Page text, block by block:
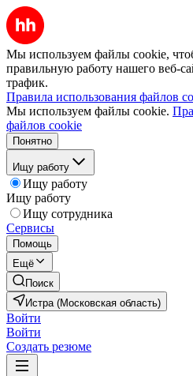
Мы используем файлы cookie,
правильную работу нашего веб-
трафик.
Правила использования файлов
Мы используем файлы cookie.
файлов cookie
Понятно
Ищу работу
Ищу работу
Ищу работу
Ищу сотрудника
Сервисы
Помощь
Ещё
Поиск
Истра (Московская область)
Войти
Войти
Создать резюме